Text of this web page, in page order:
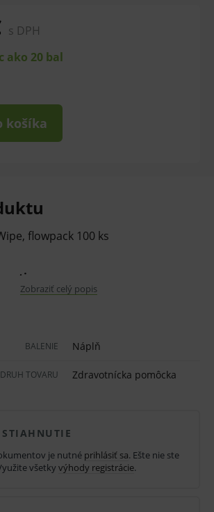
s DPH
ako 20 bal
košíka
flowpack 100 ks
baktériám (vrátane TBC),
obaleným vírusom, Roda, Adeno,
1-Propanol
Zobraziť celý popis
BALENIE Náplň
DRUH TOVARU Zdravotnícka pomôcka
je nutné prihlásiť sa. Ešte nie ste
všetky výhody registrácie.